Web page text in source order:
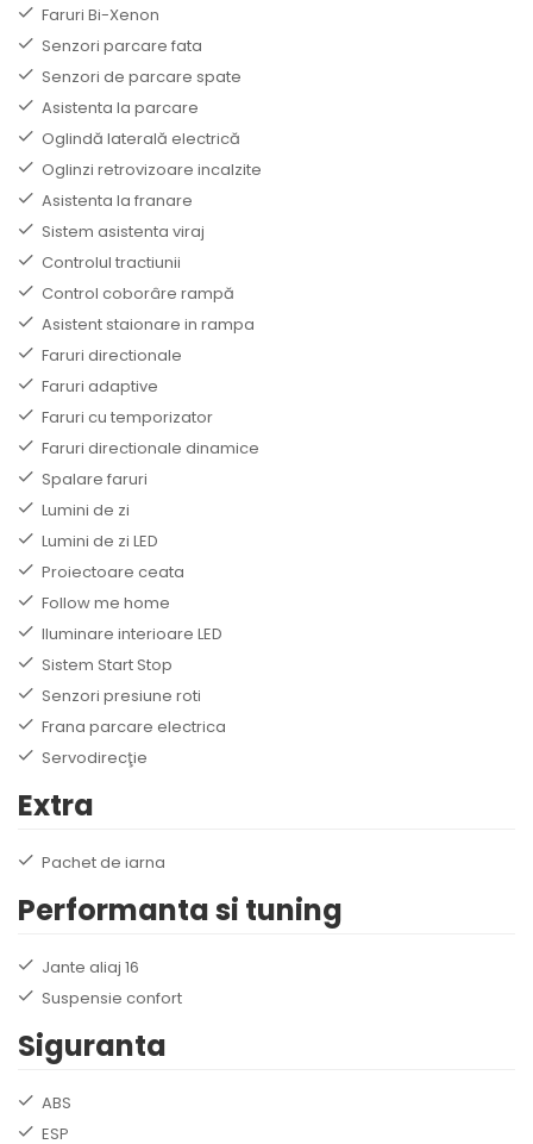
Faruri Bi-Xenon
Senzori parcare fata
Senzori de parcare spate
Asistenta la parcare
Oglindă laterală electrică
Oglinzi retrovizoare incalzite
Asistenta la franare
Sistem asistenta viraj
Controlul tractiunii
Control coborâre rampă
Asistent staionare in rampa
Faruri directionale
Faruri adaptive
Faruri cu temporizator
Faruri directionale dinamice
Spalare faruri
Lumini de zi
Lumini de zi LED
Proiectoare ceata
Follow me home
Iluminare interioare LED
Sistem Start Stop
Senzori presiune roti
Frana parcare electrica
Servodirecţie
Extra
Pachet de iarna
Performanta si tuning
Jante aliaj 16
Suspensie confort
Siguranta
ABS
ESP